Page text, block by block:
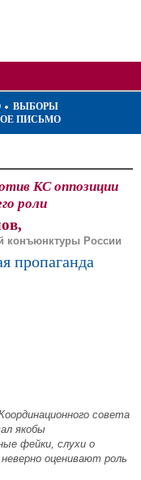
ВЫБОРЫ
ПИСЬМО
КС оппозиции
роли
конъюнктуры России
пропаганда
совета
якобы
фейки, слухи о
оценивают роль